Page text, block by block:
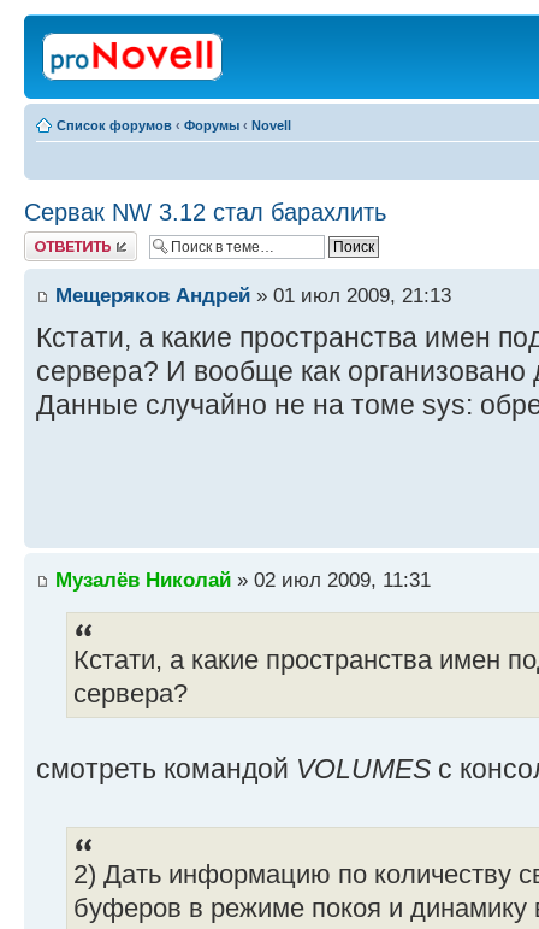
Список форумов ‹ Форумы ‹ Novell
Сервак NW 3.12 стал барахлить
Ответить
Мещеряков Андрей » 01 июл 2009, 21:13
Кстати, а какие пространства имен
сервера? И вообще как организовано
Данные случайно не на томе sys:
Музалёв Николай » 02 июл 2009, 11:31
Кстати, а какие пространства имен
сервера?
смотреть командой VOLUMES с
2) Дать информацию по количеству
буферов в режиме покоя и динамику